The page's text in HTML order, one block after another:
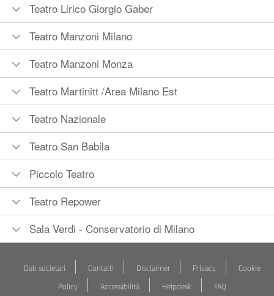
Teatro Lirico Giorgio Gaber
Teatro Manzoni Milano
Teatro Manzoni Monza
Teatro Martinitt /Area Milano Est
Teatro Nazionale
Teatro San Babila
Piccolo Teatro
Teatro Repower
Sala Verdi - Conservatorio di Milano
Dati societari Contatti Disclaimer Privacy
Cookie
Policy
Accessibilità Helpdesk FAQ